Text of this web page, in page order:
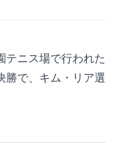
テニス場で行われた
勝で、キム・リア選